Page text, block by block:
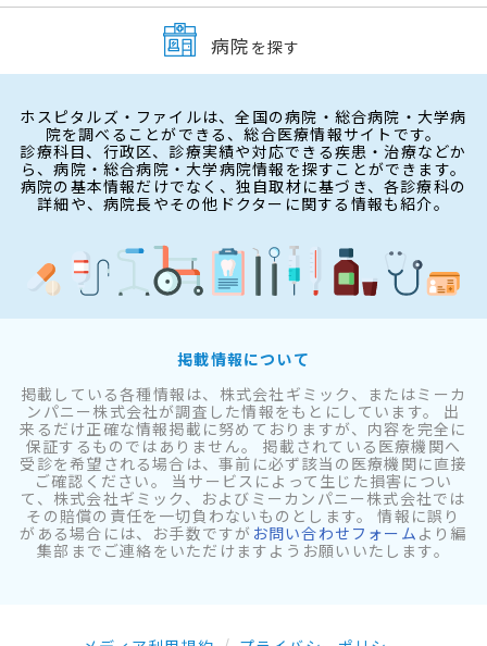
病院 を探す
ホスピタルズ・ファイルは、全国の病院・総合病院・大学病
院を調べることができる、総合医療情報サイトです。
診療科目、行政区、診療実績や対応できる疾患・治療などか
ら、病院・総合病院・大学病院情報を探すことができます。
病院の基本情報だけでなく、独自取材に基づき、各診療科の
詳細や、病院長やその他ドクターに関する情報も紹介。
掲載情報について
掲載している各種情報は、株式会社ギミック、またはミーカ
ンパニー株式会社が調査した情報をもとにしています。 出
来るだけ正確な情報掲載に努めておりますが、内容を完全に
保証するものではありません。 掲載されている医療機関へ
受診を希望される場合は、事前に必ず該当の医療機関に直接
ご確認ください。 当サービスによって生じた損害につい
て、株式会社ギミック、およびミーカンパニー株式会社では
その賠償の責任を一切負わないものとします。 情報に誤り
がある場合には、お手数ですが お問い合わせフォーム より編
集部までご連絡をいただけますようお願いいたします。